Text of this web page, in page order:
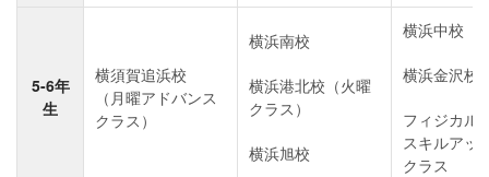
5-6年
生
横須賀追浜校
（月曜アドバンス
クラス）
横浜南校
横浜港北校（火曜
クラス）
横浜旭校
横浜中校
横浜金沢校
フィジカル
スキルアッ
クラス